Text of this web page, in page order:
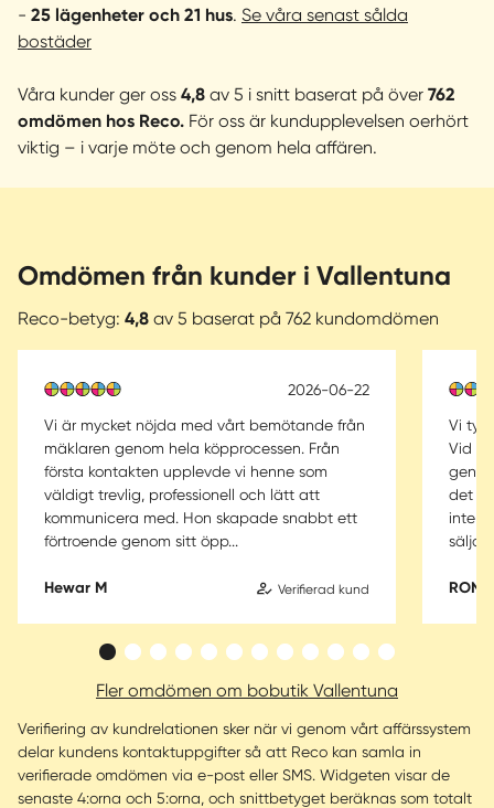
Vårt arbetssätt och vår gemensamma erfarenhet
inkluderar engagemang, genuint intresse för kunden och
du som kund alltid känna dig trygg. Vi har bäst service i
branschen och kundnöjdhet står i fokus hos oss!
Titta in till oss i Vallentuna
frågor och funderingar samt ge tips och råd inför ditt
- 25 lägenheter och 21 hus. Se våra senast sålda
bostäder
Våra kunder ger oss 4,8 av 5 i snitt baserat på över 762
omdömen hos Reco. För oss är kundupplevelsen oerhört
viktig – i varje möte och genom hela affären.
Omdömen från kunder i Vallentuna
Reco-betyg: 4,8 av 5 baserat på 762 kundomdömen
2026-06-22
Vi är mycket nöjda med vårt bemötande från
mäklaren genom hela köpprocessen. Från
första kontakten upplevde vi henne som
väldigt trevlig, professionell och lätt att
kommunicera med. Hon skapade snabbt ett
förtroende genom sitt öpp...
Hewar M Verifierad kund
Vi
Vid
det
inte
Fler omdömen om bobutik Vallentuna
Verifiering av kundrelationen sker när vi genom vårt affärssystem
delar kundens kontaktuppgifter så att Reco kan samla in
verifierade omdömen via e-post eller SMS. Widgeten visar de
senaste 4:orna och 5:orna, och snittbetyget beräknas som totalt